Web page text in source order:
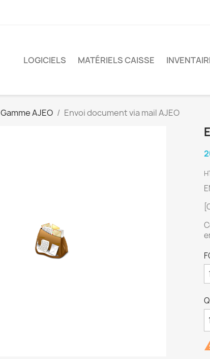
LOGICIELS MATÉRIELS CAISSE
Gamme AJEO Envoi document via mail AJEO